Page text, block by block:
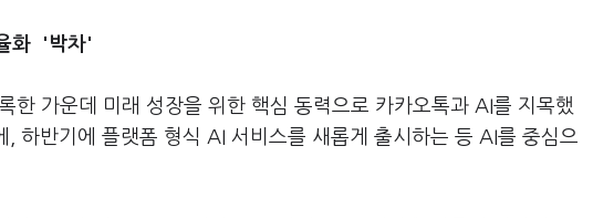
화 '박차'
한 가운데 미래 성장을 위한 핵심 동력으로 카카오톡과 AI를 지목했
하반기에 플랫폼 형식 AI 서비스를 새롭게 출시하는 등 AI를 중심으